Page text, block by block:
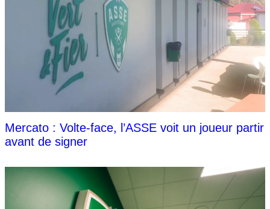
Mercato : Volte-face, l’ASSE voit un joueur partir
avant de signer